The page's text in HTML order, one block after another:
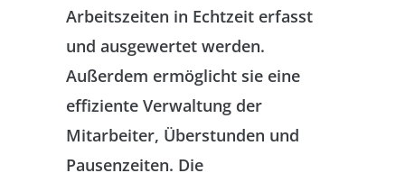
Arbeitszeiten in Echtzeit erfasst
und ausgewertet werden.
Außerdem ermöglicht sie eine
effiziente Verwaltung der
Mitarbeiter, Überstunden und
Pausenzeiten. Die